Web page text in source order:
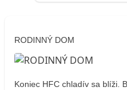
RODINNÝ DOM
Koniec HFC chladív sa blíži.